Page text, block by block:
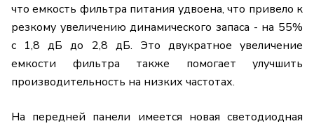
что емкость фильтра питания удвоена, что привело к
резкому увеличению динамического запаса - на 55%
с 1,8 дБ до 2,8 дБ. Это двукратное увеличение
емкости фильтра также помогает улучшить
производительность на низких частотах.
На передней панели имеется новая светодиодная